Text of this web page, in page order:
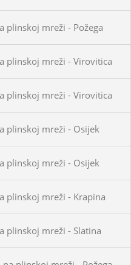
plinskoj mreži - Požega
plinskoj mreži - Virovitica
plinskoj mreži - Virovitica
plinskoj mreži - Osijek
plinskoj mreži - Osijek
plinskoj mreži - Krapina
plinskoj mreži - Slatina